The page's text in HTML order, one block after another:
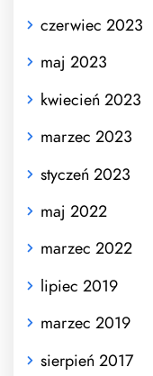
czerwiec 2023
maj 2023
kwiecień 2023
marzec 2023
styczeń 2023
maj 2022
marzec 2022
lipiec 2019
marzec 2019
sierpień 2017